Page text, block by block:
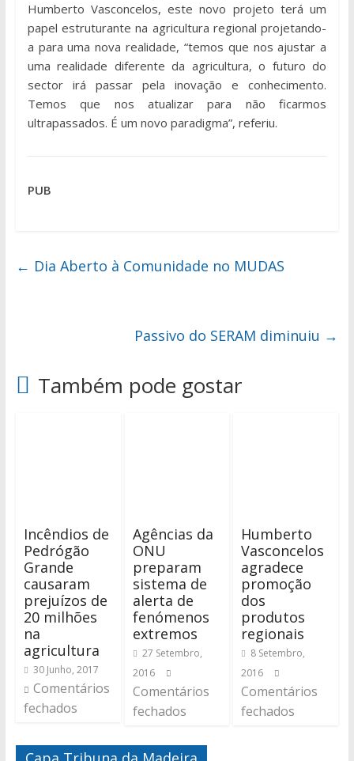
Humberto Vasconcelos, este novo projeto terá um
papel estruturante na agricultura regional projetando-
a para uma nova realidade, “temos que nos ajustar a
uma realidade diferente da agricultura, o futuro do
sector irá passar pela inovação e conhecimento.
Temos que nos atualizar para não ficarmos
ultrapassados. É um novo paradigma”, referiu.
PUB
← Dia Aberto à Comunidade no MUDAS
Passivo do SERAM diminuiu →
Também pode gostar
Incêndios de
Pedrógão
Grande
causaram
prejuízos de
20 milhões
na
agricultura
30 Junho, 2017
Comentários
fechados
Agências da
ONU
preparam
sistema de
alerta de
fenómenos
extremos
27 Setembro,
2016
Comentários
fechados
Humberto
Vasconcelos
agradece
promoção
dos
produtos
regionais
8 Setembro,
2016
Comentários
fechados